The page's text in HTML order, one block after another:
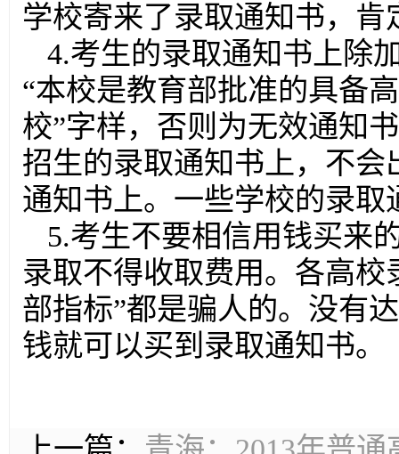
学校寄来了录取通知书，肯
4.考生的录取通知书上除
“本校是教育部批准的具备
校”字样，否则为无效通知
招生的录取通知书上，不会
通知书上。一些学校的录
5.考生不要相信用钱买来
录取不得收取费用。各高
部指标”都是骗人的。没有
钱就可以买到录取通知书。